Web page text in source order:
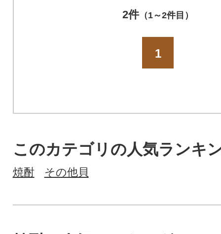
2件（1～2件目）
1
このカテゴリの人気ランキ
焼酎 その他貝